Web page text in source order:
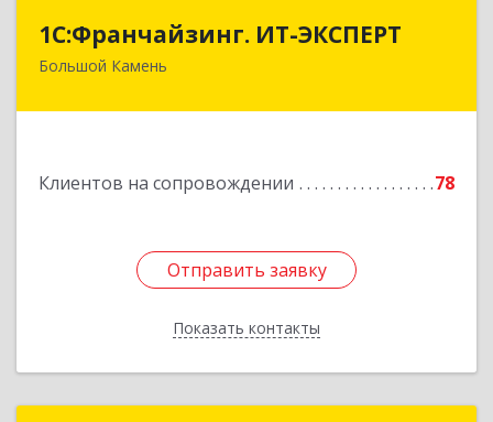
1С:Франчайзинг. ИТ-ЭКСПЕРТ
Большой Камень
Клиентов на сопровождении 78
Отправить заявку
Показать контакты
1С:Франчайзинг. ИТ-ЭКСПЕРТ
692806, Приморский край, Большой Камень г,
Отправить заявку
Назад